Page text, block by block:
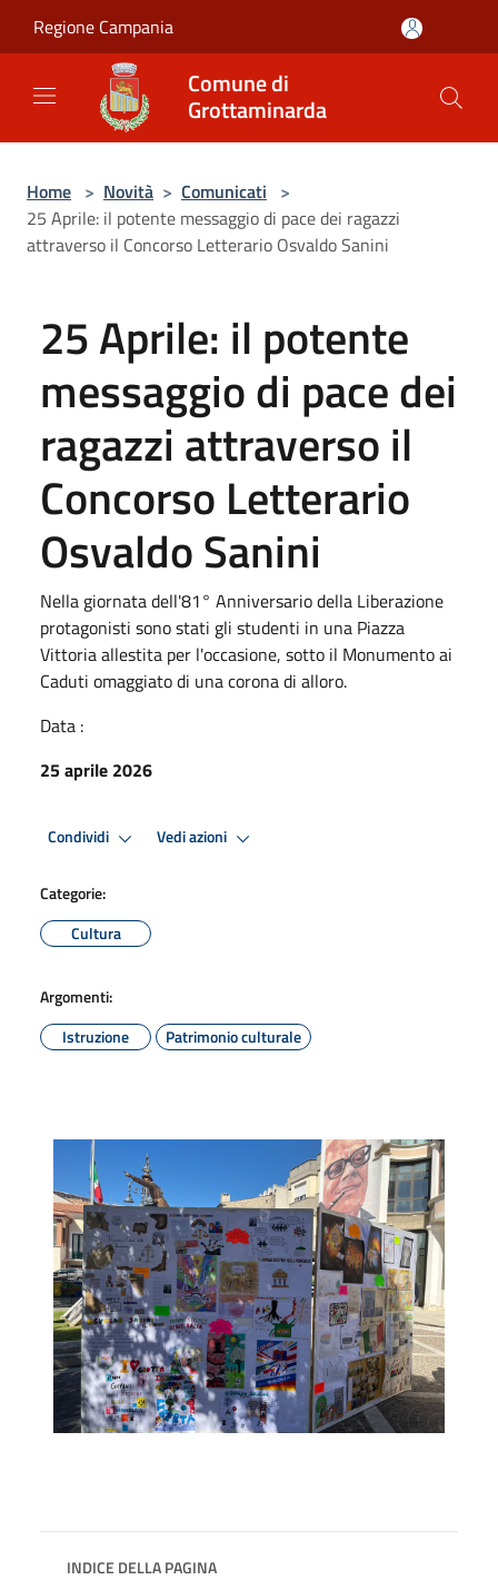
Regione Campania
Comune di
Grottaminarda
Home > Novità > Comunicati >
25 Aprile: il potente messaggio di pace dei ragazzi
attraverso il Concorso Letterario Osvaldo Sanini
25 Aprile: il potente
messaggio di pace dei
ragazzi attraverso il
Concorso Letterario
Osvaldo Sanini
Nella giornata dell'81° Anniversario della Liberazione
protagonisti sono stati gli studenti in una Piazza
Vittoria allestita per l'occasione, sotto il Monumento ai
Caduti omaggiato di una corona di alloro.
Data :
25 aprile 2026
Condividi Vedi azioni
Categorie:
Cultura
Argomenti:
Istruzione
Patrimonio culturale
INDICE DELLA PAGINA